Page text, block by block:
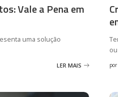
Vale a Pena em
uma solução
LER MAIS por